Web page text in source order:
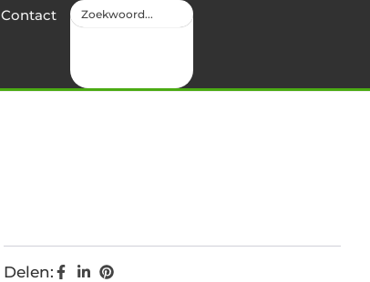
Contact
Delen: